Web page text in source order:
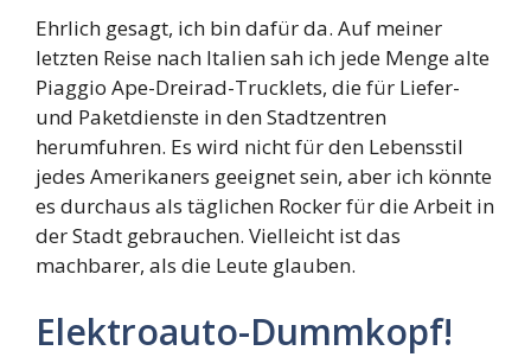
Ehrlich gesagt, ich bin dafür da. Auf meiner
letzten Reise nach Italien sah ich jede Menge alte
Piaggio Ape-Dreirad-Trucklets, die für Liefer-
und Paketdienste in den Stadtzentren
herumfuhren. Es wird nicht für den Lebensstil
jedes Amerikaners geeignet sein, aber ich könnte
es durchaus als täglichen Rocker für die Arbeit in
der Stadt gebrauchen. Vielleicht ist das
machbarer, als die Leute glauben.
Elektroauto-Dummkopf!